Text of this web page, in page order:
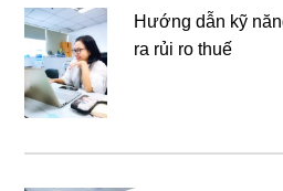
Hướng dẫn kỹ
ra rủi ro thuế